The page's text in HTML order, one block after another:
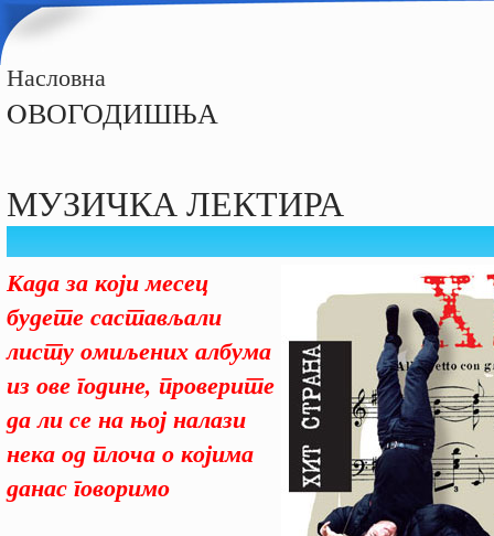
Насловна
OВОГОДИШЊА
МУЗИЧКА ЛЕКТИРА
Када за који месец
будете састављали
листу омиљених албума
из ове године, проверите
да ли се на њој налази
нека од плоча о којима
данас говоримо